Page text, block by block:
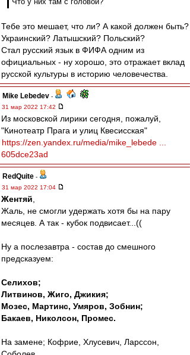
Тебе это мешает, что ли? А какой должен быть?
Украинский? Латышский? Польский?
Стал русский язык в ФИФА одним из
официальных - ну хорошо, это отражает вклад
русской культуры в историю человечества.
Mike Lebedev -
31 мар 2022 17:42
Из московской лирики сегодня, пожалуй,
"Кинотеатр Прага и улиц Квесисская"
https://zen.yandex.ru/media/mike_lebede ...
605dce23ad
RedQuite -
31 мар 2022 17:04
Жентяй
Жаль, не смогли удержать хотя бы на пару
месяцев. А так - кубок подвисает...((
Ну а послезавтра - состав до смешного
предсказуем:
Селихов;
Литвинов, Жиго, Джикия;
Мозес, Мартинс, Умяров, Зобнин;
Бакаев, Николсон, Промес.
На замене; Кофрие, Хлусевич, Ларссон,